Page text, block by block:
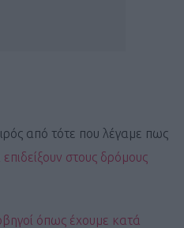
από τότε που λέγαμε πως
στους δρόμους
όπως έχουμε κατά